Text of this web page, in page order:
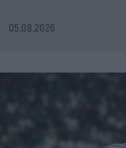
05.08.2026